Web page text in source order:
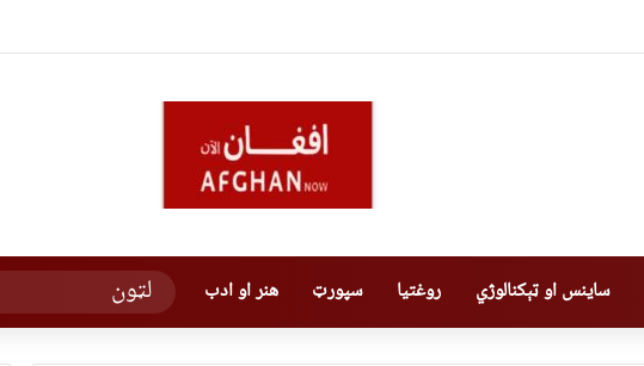
ساینس او ټېکنالوژي روغتیا سپورټ هنر او ادب